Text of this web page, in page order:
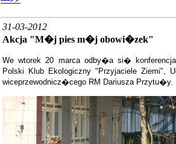
31-03-2012
Akcja "M�j pies m�j obowi�zek"
We wtorek 20 marca odby�a si� konferencja
Polski Klub Ekologiczny "Przyjaciele Ziemi",
wiceprzewodnicz�cego RM Dariusza Przytu�y.